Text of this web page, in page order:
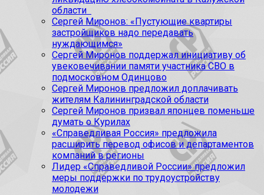
области
Сергей Миронов: «Пустующие квартиры
застройщиков надо передавать
нуждающимся»
Сергей Миронов поддержал инициативу об
увековечивании памяти участника СВО в
подмосковном Одинцово
Сергей Миронов предложил доплачивать
жителям Калининградской области
Сергей Миронов призвал японцев поменьше
думать о Курилах
«Справедливая Россия» предложила
расширить перевод офисов и департаментов
компаний в регионы
Лидер «Справедливой России» предложил
меры поддержки по трудоустройству
молодежи